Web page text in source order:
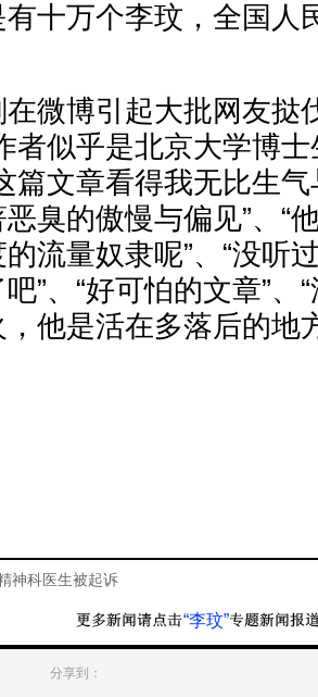
十万个李玟，全国人
微博引起大批网友挞
者似乎是北京大学博
篇文章看得我无比生
臭的傲慢与偏见”、“
流量奴隶呢”、“没听
”、“好可怕的文章”、
他是活在多落后的地
神科医生被起诉
“李玟”
分享到：